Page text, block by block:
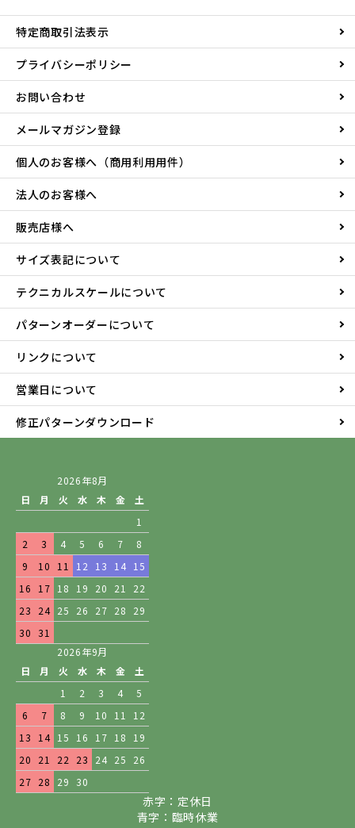
特定商取引法表示
プライバシーポリシー
お問い合わせ
メールマガジン登録
個人のお客様へ（商用利用用件）
法人のお客様へ
販売店様へ
サイズ表記について
テクニカルスケールについて
パターンオーダーについて
リンクについて
営業日について
修正パターンダウンロード
2026年8月
日
月 火 水 木 金
土
1
2
3 4 5 6 7
8
9
10 11 12 13 14 15
16
17 18 19 20 21
22
23
24 25 26 27 28
29
30
31
2026年9月
日
月 火 水 木 金
土
1
2 3 4
5
6
7 8 9 10 11
12
13
14 15 16 17 18
19
20
21 22 23 24 25
26
27 28 29 30
赤字：定休日
青字：臨時休業